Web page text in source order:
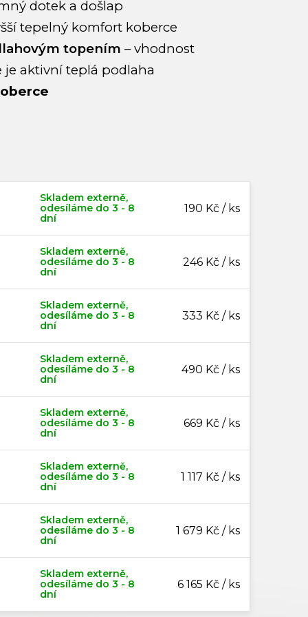
dotek a došlap
tepelný komfort koberce
topením – vhodnost
aktivní teplá podlaha
Skladem externě,
odesíláme do 3 - 8
dní
190 Kč / ks
Skladem externě,
odesíláme do 3 - 8
dní
246 Kč / ks
Skladem externě,
odesíláme do 3 - 8
dní
333 Kč / ks
Skladem externě,
odesíláme do 3 - 8
dní
490 Kč / ks
Skladem externě,
odesíláme do 3 - 8
dní
669 Kč / ks
Skladem externě,
odesíláme do 3 - 8
dní
1 117 Kč / ks
Skladem externě,
odesíláme do 3 - 8
dní
1 679 Kč / ks
Skladem externě,
odesíláme do 3 - 8
dní
6 165 Kč / ks